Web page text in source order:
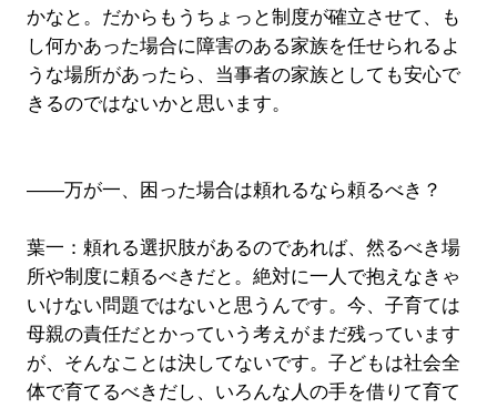
かなと。だからもうちょっと制度が確立させて、も
し何かあった場合に障害のある家族を任せられるよ
うな場所があったら、当事者の家族としても安心で
きるのではないかと思います。
――万が一、困った場合は頼れるなら頼るべき？
葉一：頼れる選択肢があるのであれば、然るべき場
所や制度に頼るべきだと。絶対に一人で抱えなきゃ
いけない問題ではないと思うんです。今、子育ては
母親の責任だとかっていう考えがまだ残っています
が、そんなことは決してないです。子どもは社会全
体で育てるべきだし、いろんな人の手を借りて育て